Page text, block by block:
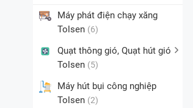
Máy phát điện chạy xăng
Tolsen (6)
Quạt thông gió, Quạt hút gió
Tolsen (5)
Máy hút bụi công nghiệp
Tolsen (2)